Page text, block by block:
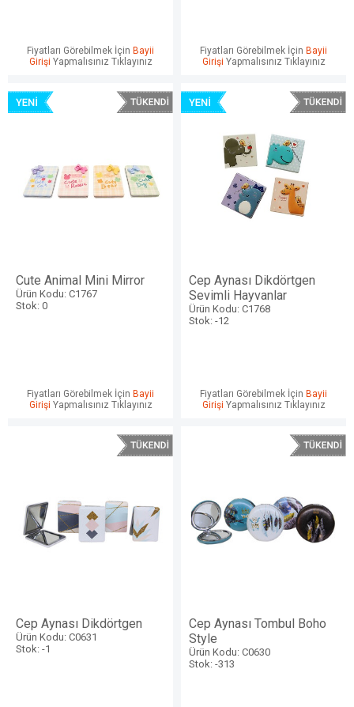
Fiyatları Görebilmek İçin Bayii
Girişi Yapmalısınız Tıklayınız
Fiyatları Görebilmek İçin Bayii
Girişi Yapmalısınız Tıklayınız
Cute Animal Mini Mirror
Ürün Kodu: C1767
Stok: 0
Fiyatları Görebilmek İçin Bayii
Girişi Yapmalısınız Tıklayınız
Cep Aynası Dikdörtgen
Sevimli Hayvanlar
Ürün Kodu: C1768
Stok: -12
Fiyatları Görebilmek İçin Bayii
Girişi Yapmalısınız Tıklayınız
Cep Aynası Dikdörtgen
Ürün Kodu: C0631
Stok: -1
Cep Aynası Tombul Boho
Style
Ürün Kodu: C0630
Stok: -313